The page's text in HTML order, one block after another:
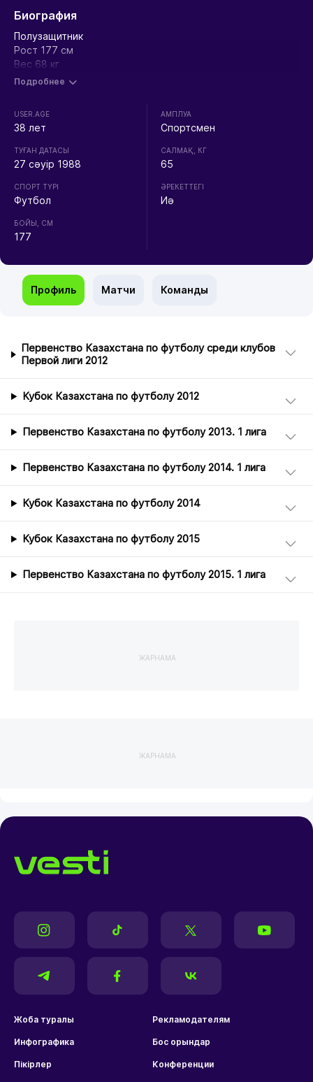
Биография
Полузащитник
Рост 177 см
Вес 68 кг
Подробнее
USER.AGE
38 лет
ТУҒАН ДАТАСЫ
27 сәуір 1988
СПОРТ ТҮРІ
Футбол
БОЙЫ, СМ
177
АМПЛУА
Спортсмен
CАЛМАҚ, КГ
65
ӘРЕКЕТТЕГІ
Иә
Профиль Матчи Команды
Первенство Казахстана по футболу среди клубов
Первой лиги 2012
Кубок Казахстана по футболу 2012
Первенство Казахстана по футболу 2013. 1 лига
Первенство Казахстана по футболу 2014. 1 лига
Кубок Казахстана по футболу 2014
Кубок Казахстана по футболу 2015
Первенство Казахстана по футболу 2015. 1 лига
ЖАРНАМА
ЖАРНАМА
Жоба туралы Рекламодателям
Инфографика Бос орындар
Пікірлер Конференции